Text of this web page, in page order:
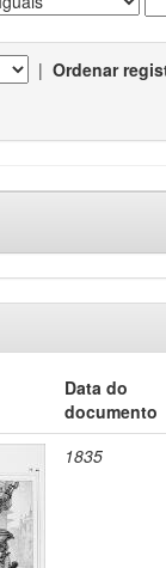
| Ordenar
Data do
documento
1835